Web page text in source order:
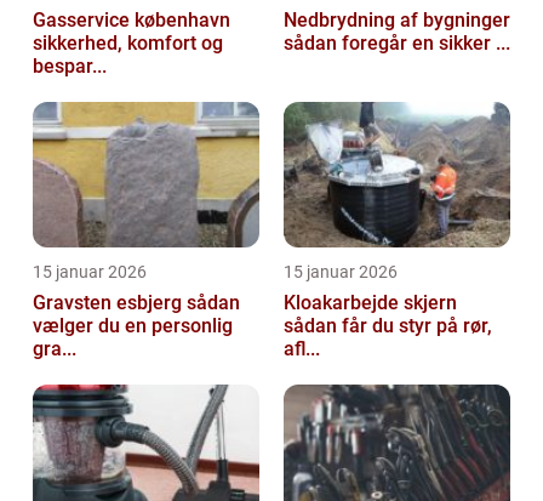
Gasservice københavn
sikkerhed, komfort og
bespar...
Nedbrydning af bygninger
sådan foregår en sikker ...
15 januar 2026
Gravsten esbjerg sådan
vælger du en personlig
gra...
15 januar 2026
Kloakarbejde skjern
sådan får du styr på rør,
afl...